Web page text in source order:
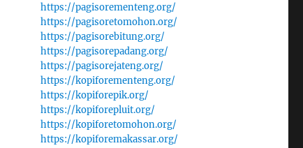
https://pagisorementeng.org/
https://pagisoretomohon.org/
https://pagisorebitung.org/
https://pagisorepadang.org/
https://pagisorejateng.org/
https://kopiforementeng.org/
https://kopiforepik.org/
https://kopiforepluit.org/
https://kopiforetomohon.org/
https://kopiforemakassar.org/